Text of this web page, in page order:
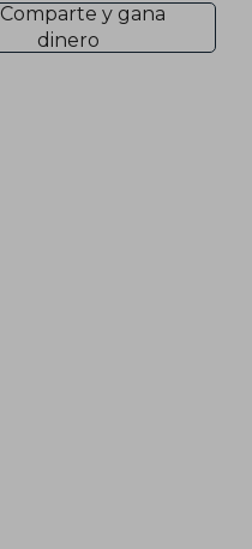
Comparte y gana
dinero